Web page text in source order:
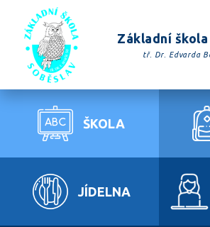
Základní
tř. Dr. Edvarda
ŠKOLA
JÍDELNA